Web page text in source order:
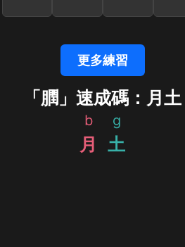
更多練習
「膶」速成碼：月土
b
月
g
土